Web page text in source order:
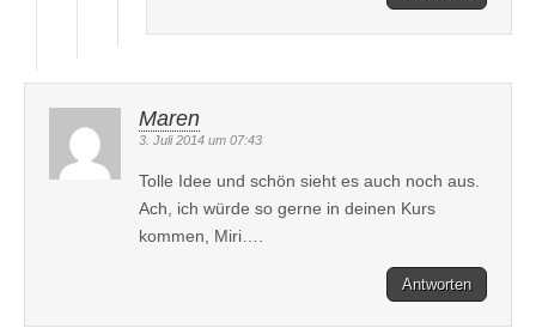
Maren
3. Juli 2014 um 07:43
Tolle Idee und schön sieht es auch noch aus.
Ach, ich würde so gerne in deinen Kurs
kommen, Miri….
Antworten